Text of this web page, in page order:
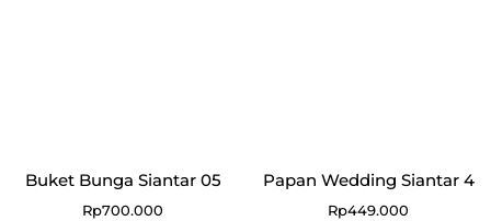
Buket Bunga Siantar 05
Rp700.000
Papan Wedding Siantar 4
Rp449.000